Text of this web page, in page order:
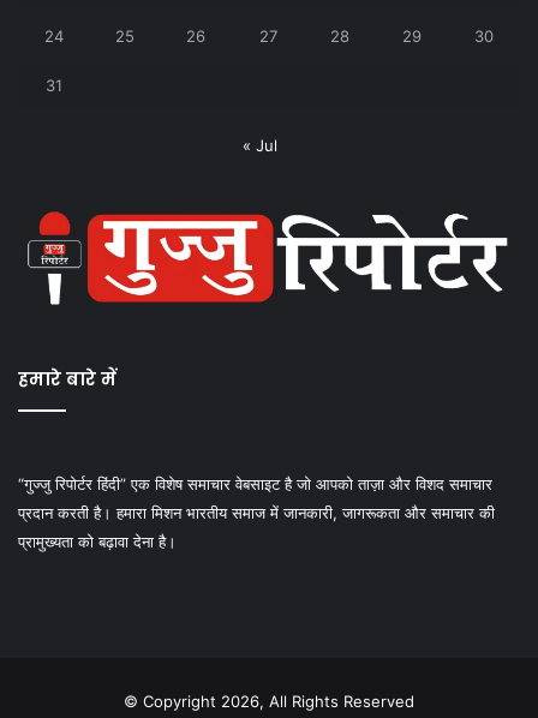
24 25 26 27 28 29 30
31
« Jul
हमारे बारे में
“गुज्जु रिपोर्टर हिंदी” एक विशेष समाचार वेबसाइट है जो आपको ताज़ा और विशद समाचार
प्रदान करती है। हमारा मिशन भारतीय समाज में जानकारी, जागरूकता और समाचार की
प्रामुख्यता को बढ़ावा देना है।
© Copyright 2026, All Rights Reserved